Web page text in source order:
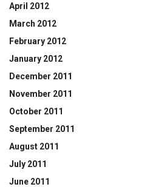
April 2012
March 2012
February 2012
January 2012
December 2011
November 2011
October 2011
September 2011
August 2011
July 2011
June 2011